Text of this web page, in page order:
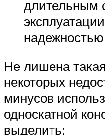
длительным
Не лишена
некоторых
минусов
односкатной
выделить: